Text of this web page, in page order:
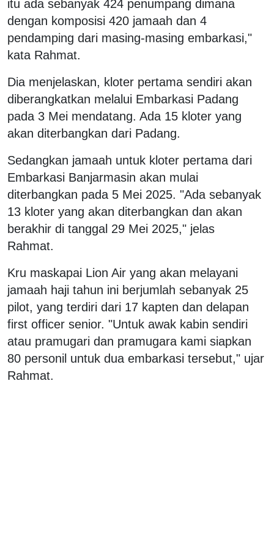
itu ada sebanyak 424 penumpang dimana
dengan komposisi 420 jamaah dan 4
pendamping dari masing-masing embarkasi,"
kata Rahmat.
Dia menjelaskan, kloter pertama sendiri akan
diberangkatkan melalui Embarkasi Padang
pada 3 Mei mendatang. Ada 15 kloter yang
akan diterbangkan dari Padang.
Sedangkan jamaah untuk kloter pertama dari
Embarkasi Banjarmasin akan mulai
diterbangkan pada 5 Mei 2025. "Ada sebanyak
13 kloter yang akan diterbangkan dan akan
berakhir di tanggal 29 Mei 2025," jelas
Rahmat.
Kru maskapai Lion Air yang akan melayani
jamaah haji tahun ini berjumlah sebanyak 25
pilot, yang terdiri dari 17 kapten dan delapan
first officer senior. "Untuk awak kabin sendiri
atau pramugari dan pramugara kami siapkan
80 personil untuk dua embarkasi tersebut," ujar
Rahmat.